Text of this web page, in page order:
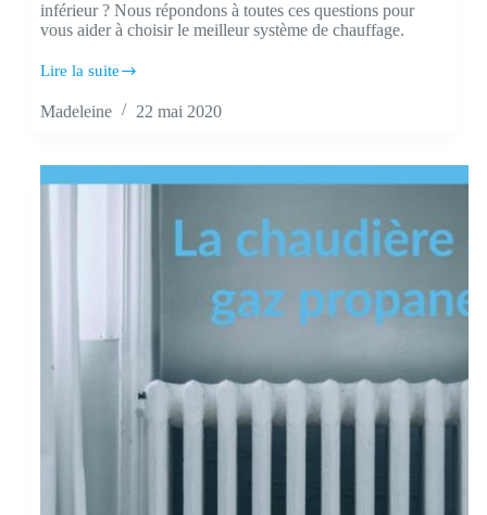
inférieur ? Nous répondons à toutes ces questions pour
vous aider à choisir le meilleur système de chauffage.
Lire la suite
Pouvoir
du
:
calcul
Madeleine 22 mai 2020